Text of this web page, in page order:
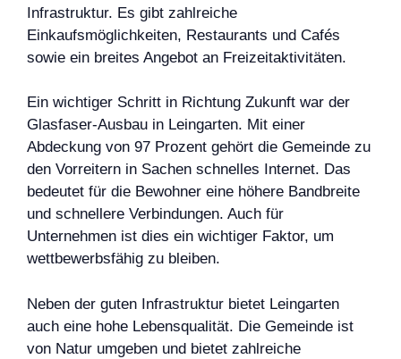
Infrastruktur. Es gibt zahlreiche
Einkaufsmöglichkeiten, Restaurants und Cafés
sowie ein breites Angebot an Freizeitaktivitäten.
Ein wichtiger Schritt in Richtung Zukunft war der
Glasfaser-Ausbau in Leingarten. Mit einer
Abdeckung von 97 Prozent gehört die Gemeinde zu
den Vorreitern in Sachen schnelles Internet. Das
bedeutet für die Bewohner eine höhere Bandbreite
und schnellere Verbindungen. Auch für
Unternehmen ist dies ein wichtiger Faktor, um
wettbewerbsfähig zu bleiben.
Neben der guten Infrastruktur bietet Leingarten
auch eine hohe Lebensqualität. Die Gemeinde ist
von Natur umgeben und bietet zahlreiche